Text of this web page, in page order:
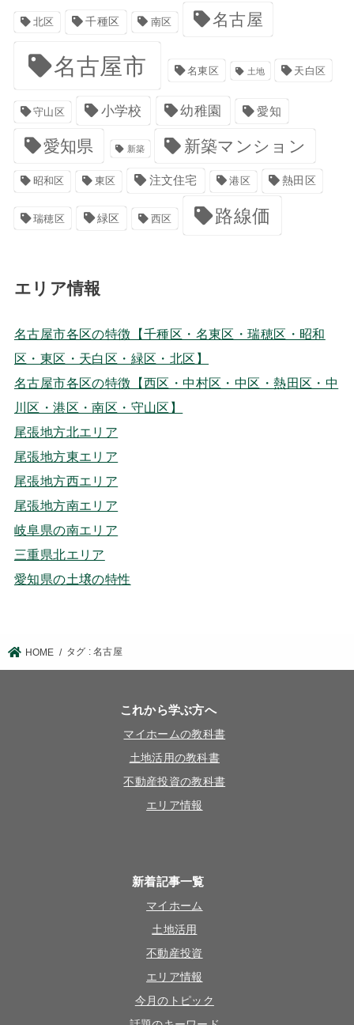
北区 千種区 南区 名古屋
名古屋市 名東区 土地 天白区
守山区 小学校 幼稚園 愛知
愛知県 新築 新築マンション
昭和区 東区 注文住宅 港区 熱田区
瑞穂区 緑区 西区 路線価
エリア情報
名古屋市各区の特徴【千種区・名東区・瑞穂区・昭和
区・東区・天白区・緑区・北区】
名古屋市各区の特徴【西区・中村区・中区・熱田区・中
川区・港区・南区・守山区】
尾張地方北エリア
尾張地方東エリア
尾張地方西エリア
尾張地方南エリア
岐阜県の南エリア
三重県北エリア
愛知県の土壌の特性
HOME タグ : 名古屋
これから学ぶ方へ
マイホームの教科書
土地活用の教科書
不動産投資の教科書
エリア情報
新着記事一覧
マイホーム
土地活用
不動産投資
エリア情報
今月のトピック